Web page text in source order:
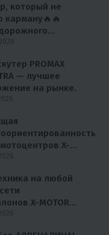
который не
карману🔥🔥
FAIDET Rebel
PROMAX
— лучшее
на рынке.
X-
😎
на любой
X-MOTORS